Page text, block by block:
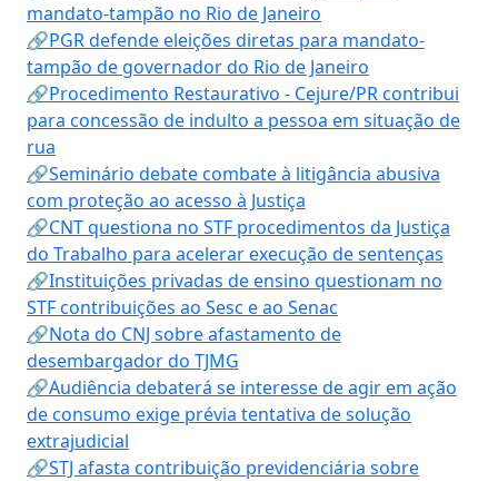
mandato-tampão no Rio de Janeiro
🔗PGR defende eleições diretas para mandato-
tampão de governador do Rio de Janeiro
🔗Procedimento Restaurativo - Cejure/PR contribui
para concessão de indulto a pessoa em situação de
rua
🔗Seminário debate combate à litigância abusiva
com proteção ao acesso à Justiça
🔗CNT questiona no STF procedimentos da Justiça
do Trabalho para acelerar execução de sentenças
🔗Instituições privadas de ensino questionam no
STF contribuições ao Sesc e ao Senac
🔗Nota do CNJ sobre afastamento de
desembargador do TJMG
🔗Audiência debaterá se interesse de agir em ação
de consumo exige prévia tentativa de solução
extrajudicial
🔗STJ afasta contribuição previdenciária sobre